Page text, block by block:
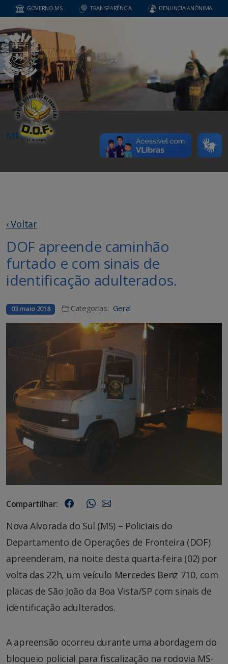
GOVERNO MS TRANSPARÊNCIA DENUNCIA ANÔNIMA
MENU
‹ Voltar
DOF apreende caminhão
furtado e com sinais de
identificação adulterados.
03 maio 2018 Categorias: Geral
Compartilhar:
Nova Alvorada do Sul (MS) – Policiais do
Departamento de Operações de Fronteira (DOF)
apreenderam, na noite desta quarta-feira (02) por
volta das 22h, um veículo Mercedes Benz 710, com
placas de São João da Boa Vista/SP com sinais de
identificação adulterados.
A apreensão ocorreu durante uma abordagem do
bloqueio policial para fiscalização na rodovia MS-